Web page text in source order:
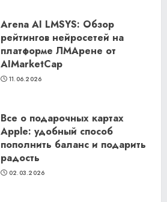
Arena AI LMSYS: Обзор
рейтингов нейросетей на
платформе ЛМАрене от
AIMarketCap
11.06.2026
Все о подарочных картах
Apple: удобный способ
пополнить баланс и подарить
радость
02.03.2026